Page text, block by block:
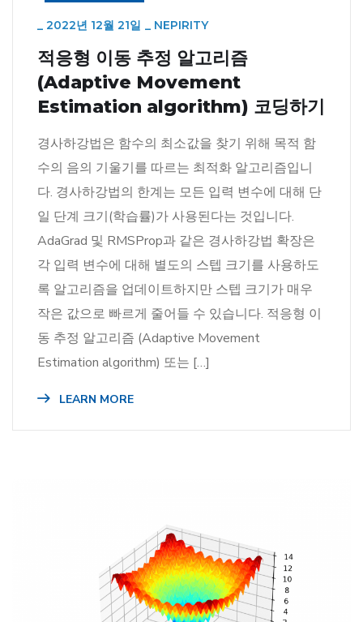
_ 2022년 12월 21일 _ NEPIRITY
적응형 이동 추정 알고리즘
(Adaptive Movement
Estimation algorithm) 코딩하기
경사하강법은 함수의 최소값을 찾기 위해 목적 함
수의 음의 기울기를 따르는 최적화 알고리즘입니
다. 경사하강법의 한계는 모든 입력 변수에 대해 단
일 단계 크기(학습률)가 사용된다는 것입니다.
AdaGrad 및 RMSProp과 같은 경사하강법 확장은
각 입력 변수에 대해 별도의 스텝 크기를 사용하도
록 알고리즘을 업데이트하지만 스텝 크기가 매우
작은 값으로 빠르게 줄어들 수 있습니다. 적응형 이
동 추정 알고리즘 (Adaptive Movement
Estimation algorithm) 또는 […]
LEARN MORE